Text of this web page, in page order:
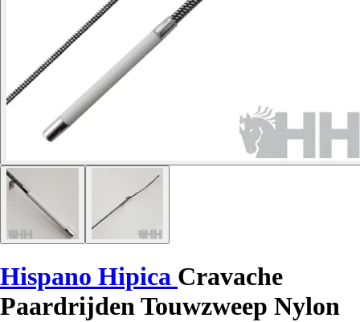
Hispano Hipica Cravache
Paardrijden Touwzweep Nylon